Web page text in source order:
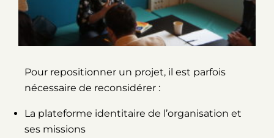
Pour repositionner un projet, il est parfois
nécessaire de reconsidérer :
La plateforme identitaire de l’organisation et
ses missions